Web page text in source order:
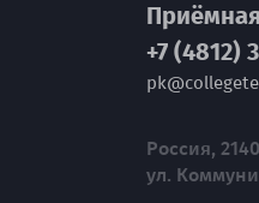
+7 (4812)
Россия,
ул.